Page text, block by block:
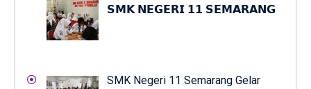
𝗦𝗠𝗞 𝗡𝗘𝗚𝗘𝗥𝗜 𝟭𝟭 𝗦𝗘𝗠𝗔𝗥𝗔𝗡𝗚
SMK Negeri 11 Semarang Gelar